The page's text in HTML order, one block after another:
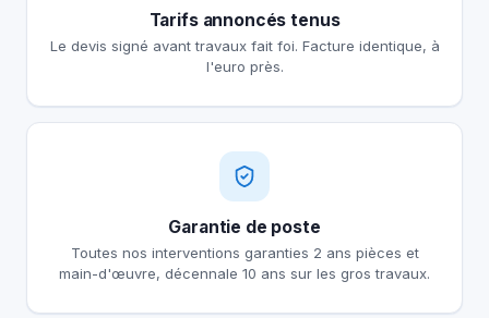
Tarifs annoncés tenus
Le devis signé avant travaux fait foi. Facture identique, à
l'euro près.
Garantie de poste
Toutes nos interventions garanties 2 ans pièces et
main-d'œuvre, décennale 10 ans sur les gros travaux.